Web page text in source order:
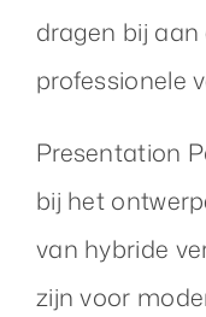
dragen bij
professionele
Presentation
bij het
van hybride
zijn voor